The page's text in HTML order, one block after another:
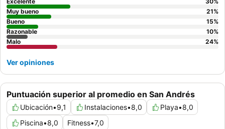
óptimas y una experiencia más serena, considere la posibilidad
de solicitar una habitación en un piso superior.
Puntuación superior al promedio en San Andrés
Ubicación•9,1 Instalaciones•8,0 Playa•8,0
Piscina•8,0 Fitness•7,0
Muy bueno
21%
Bueno
15%
Razonable
10%
Malo
24%
Ver opiniones